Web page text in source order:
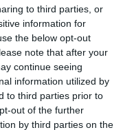
to third parties, or
information for
the below opt-out
note that after your
continue seeing
information utilized by
to third parties prior to
out of the further
by third parties on the
Royce-tól